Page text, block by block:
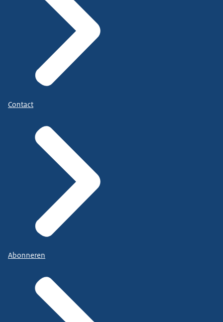
Contact
Abonneren